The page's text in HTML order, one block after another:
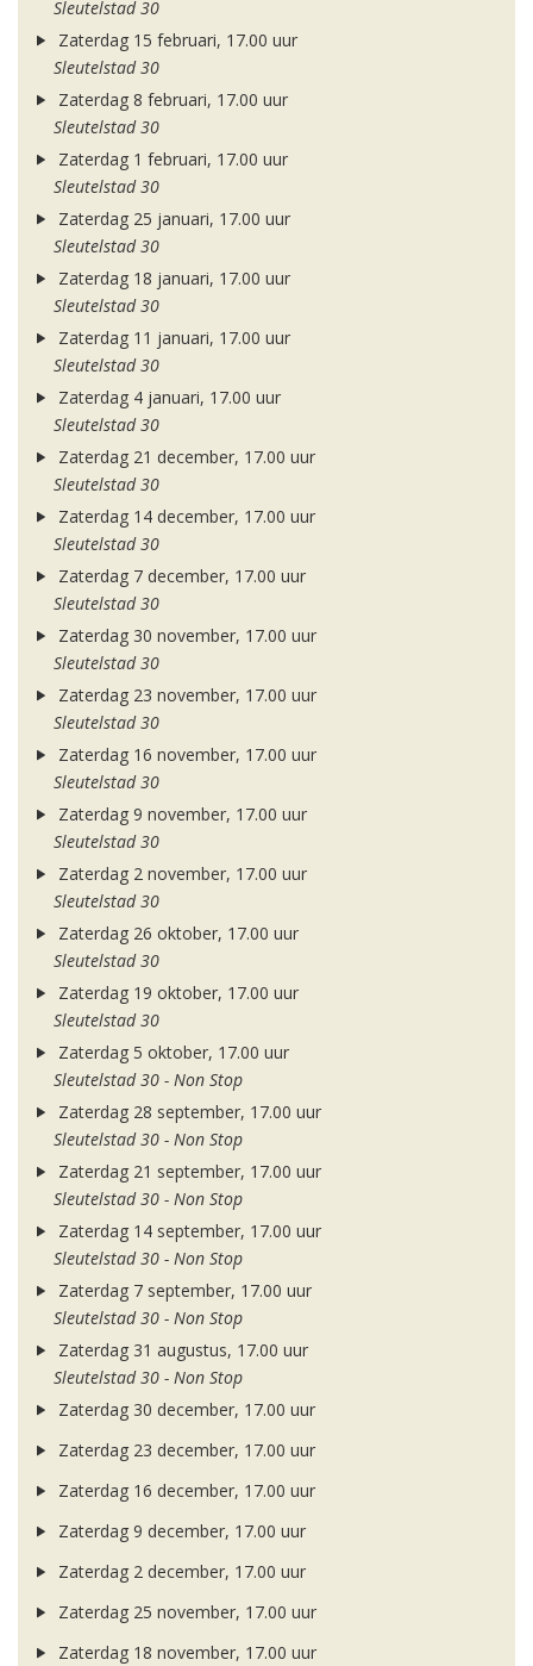
Sleutelstad 30
Zaterdag 15 februari, 17.00 uur
Sleutelstad 30
Zaterdag 8 februari, 17.00 uur
Sleutelstad 30
Zaterdag 1 februari, 17.00 uur
Sleutelstad 30
Zaterdag 25 januari, 17.00 uur
Sleutelstad 30
Zaterdag 18 januari, 17.00 uur
Sleutelstad 30
Zaterdag 11 januari, 17.00 uur
Sleutelstad 30
Zaterdag 4 januari, 17.00 uur
Sleutelstad 30
Zaterdag 21 december, 17.00 uur
Sleutelstad 30
Zaterdag 14 december, 17.00 uur
Sleutelstad 30
Zaterdag 7 december, 17.00 uur
Sleutelstad 30
Zaterdag 30 november, 17.00 uur
Sleutelstad 30
Zaterdag 23 november, 17.00 uur
Sleutelstad 30
Zaterdag 16 november, 17.00 uur
Sleutelstad 30
Zaterdag 9 november, 17.00 uur
Sleutelstad 30
Zaterdag 2 november, 17.00 uur
Sleutelstad 30
Zaterdag 26 oktober, 17.00 uur
Sleutelstad 30
Zaterdag 19 oktober, 17.00 uur
Sleutelstad 30
Zaterdag 5 oktober, 17.00 uur
Sleutelstad 30 - Non Stop
Zaterdag 28 september, 17.00 uur
Sleutelstad 30 - Non Stop
Zaterdag 21 september, 17.00 uur
Sleutelstad 30 - Non Stop
Zaterdag 14 september, 17.00 uur
Sleutelstad 30 - Non Stop
Zaterdag 7 september, 17.00 uur
Sleutelstad 30 - Non Stop
Zaterdag 31 augustus, 17.00 uur
Sleutelstad 30 - Non Stop
Zaterdag 30 december, 17.00 uur
Zaterdag 23 december, 17.00 uur
Zaterdag 16 december, 17.00 uur
Zaterdag 9 december, 17.00 uur
Zaterdag 2 december, 17.00 uur
Zaterdag 25 november, 17.00 uur
Zaterdag 18 november, 17.00 uur